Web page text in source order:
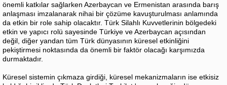
önemli katkılar sağlarken Azerbaycan ve Ermenistan arasında barış
anlaşması imzalanarak nihai bir çözüme kavuşturulması anlamında
da etkin bir role sahip olacaktır. Türk Silahlı Kuvvetlerinin bölgedeki
etkin ve yapıcı rolü sayesinde Türkiye ve Azerbaycan açısından
değil, diğer yandan tüm Türk dünyasının küresel etkinliğini
pekiştirmesi noktasında da önemli bir faktör olacağı karşımızda
durmaktadır.
Küresel sistemin çıkmaza girdiği, küresel mekanizmaların ise etkisiz